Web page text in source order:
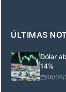
ÚLTIMAS
Dólar
14%
06/08/